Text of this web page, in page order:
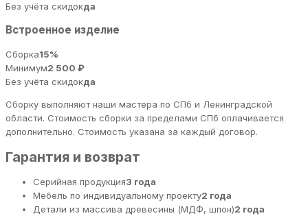
Без учёта скидокда
Встроенное изделие
Сборка15%
Минимум2 500 ₽
Без учёта скидокда
Сборку выполняют наши мастера по СПб и Ленинградской
области. Стоимость сборки за пределами СПб оплачивается
дополнительно. Стоимость указана за каждый договор.
Гарантия и возврат
Серийная продукция3 года
Мебель по индивидуальному проекту2 года
Детали из массива древесины (МДФ, шпон)2 года